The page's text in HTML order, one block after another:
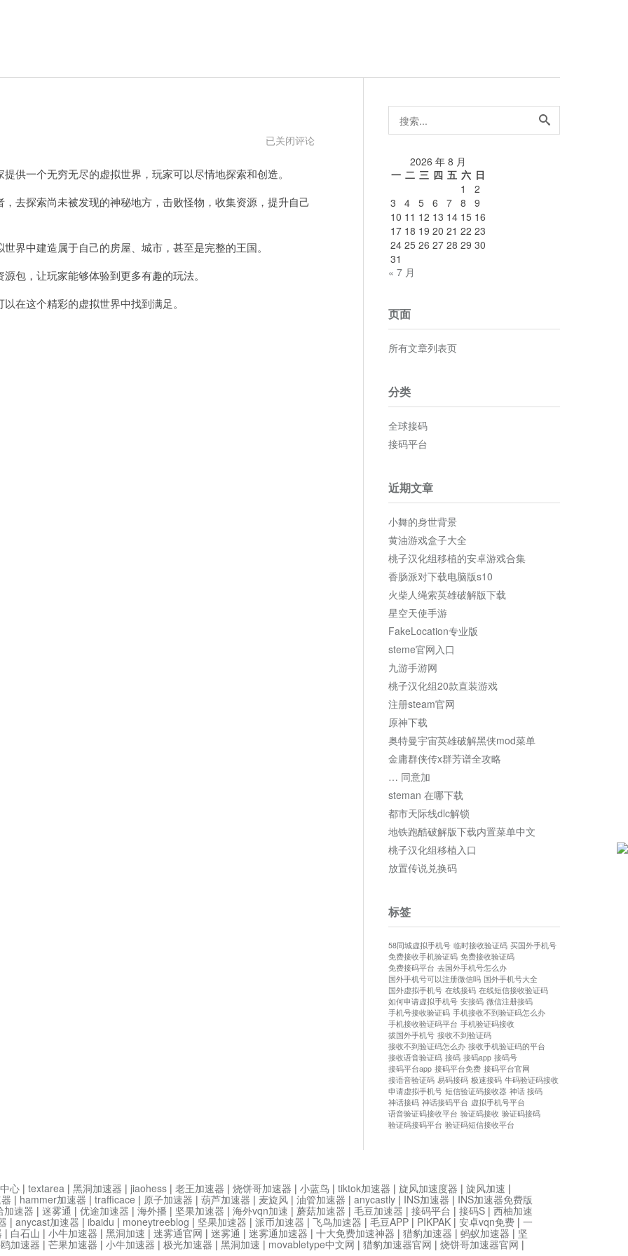
我
界
际
版
已关闭评论
一个无穷无尽的虚拟世界，玩家可以尽情地探索和创造。
探索尚未被发现的神秘地方，击败怪物，收集资源，提升自己
中建造属于自己的房屋、城市，甚至是完整的王国。
，让玩家能够体验到更多有趣的玩法。
这个精彩的虚拟世界中找到满足。
搜
索...
2026 年 8 月
一 二 三 四 五 六 日
1
2
3
4 5 6 7 8
9
10 11 12 13 14 15 16
17 18 19 20 21 22 23
24 25 26 27 28 29 30
31
« 7 月
页面
所有文章列表页
分类
全球接码
接码平台
近期文章
小舞的身世背景
黄油游戏盒子大全
桃子汉化组移植的安卓游戏合集
香肠派对下载电脑版s10
火柴人绳索英雄破解版下载
星空天使手游
FakeLocation专业版
steme官网入口
九游手游网
桃子汉化组20款直装游戏
注册steam官网
原神下载
奥特曼宇宙英雄破解黑侠mod菜单
金庸群侠传x群芳谱全攻略
… 同意加
steman 在哪下载
都市天际线dlc解锁
地铁跑酷破解版下载内置菜单中文
桃子汉化组移植入口
放置传说兑换码
标签
58同城虚拟手机号 临时接收验证码 买国外手机号
免费接收手机验证码 免费接收验证码
免费接码平台 去国外手机号怎么办
国外手机号可以注册微信吗 国外手机号大全
国外虚拟手机号 在线接码 在线短信接收验证码
如何申请虚拟手机号 安接码 微信注册接码
手机号接收验证码 手机接收不到验证码怎么办
手机接收验证码平台 手机验证码接收
拔国外手机号 接收不到验证码
接收不到验证码怎么办 接收手机验证码的平台
接收语音验证码 接码 接码app 接码号
接码平台app 接码平台免费 接码平台官网
接语音验证码 易码接码 极速接码 牛码验证码接收
申请虚拟手机号 短信验证码接收器 神话 接码
神话接码 神话接码平台 虚拟手机号平台
语音验证码接收平台 验证码接收 验证码接码
验证码接码平台 验证码短信接收平台
心 | textarea | 黑洞加速器 | jiaohess | 老王加速器 | 烧饼哥加速器 | 小蓝鸟 | tiktok加速器 | 旋风加速度器 | 旋风加速 |
| hammer加速器 | trafficace | 原子加速器 | 葫芦加速器 | 麦旋风 | 油管加速器 | anycastly | INS加速器 | INS加速器免费版
加速器 | 迷雾通 | 优途加速器 | 海外播 | 坚果加速器 | 海外vqn加速 | 蘑菇加速器 | 毛豆加速器 | 接码平台 | 接码S | 西柚加速
| anycast加速器 | ibaidu | moneytreeblog | 坚果加速器 | 派币加速器 | 飞鸟加速器 | 毛豆APP | PIKPAK | 安卓vqn免费 | 一
| 白石山 | 小牛加速器 | 黑洞加速 | 迷雾通官网 | 迷雾通 | 迷雾通加速器 | 十大免费加速神器 | 猎豹加速器 | 蚂蚁加速器 | 坚
加速器 | 芒果加速器 | 小牛加速器 | 极光加速器 | 黑洞加速 | movabletype中文网 | 猎豹加速器官网 | 烧饼哥加速器官网 |